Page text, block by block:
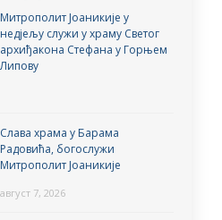
Митрополит Јоаникије у
недјељу служи у храму Светог
архиђакона Стефана у Горњем
Липову
Слава храма у Барама
Радовића, богослужи
Митрополит Јоаникије
август 7, 2026